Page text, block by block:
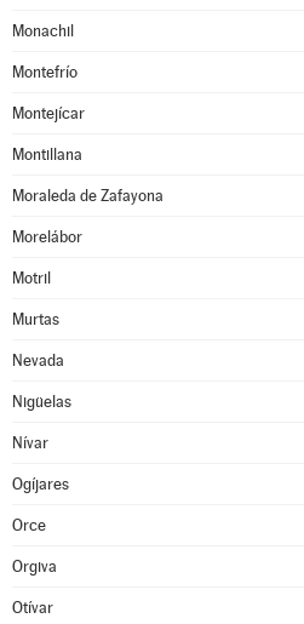
Monachil
Montefrío
Montejícar
Montillana
Moraleda de Zafayona
Morelábor
Motril
Murtas
Nevada
Nigüelas
Nívar
Ogíjares
Orce
Orgiva
Otívar